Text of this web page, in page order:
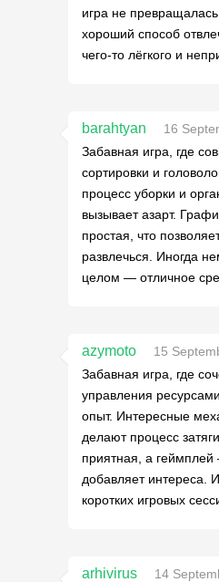
игра не
хороший способ
чего-то лёгкого и
barahtyan
16
Забавная игра, где
сортировки и
процесс уборки и
вызывает азарт.
простая, что
развлечься. Иногда
целом — отличное
azymoto
15
Забавная игра, где
управления
опыт. Интересные
делают процесс
приятная, а геймплей
добавляет интереса.
коротких игровых
arhivirus
14